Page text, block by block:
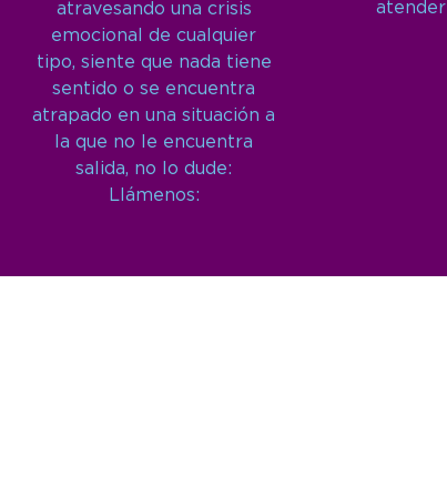
atravesando una crisis
emocional de cualquier
tipo, siente que nada tiene
sentido o se encuentra
atrapado en una situación a
la que no le encuentra
salida, no lo dude:
Llámenos: